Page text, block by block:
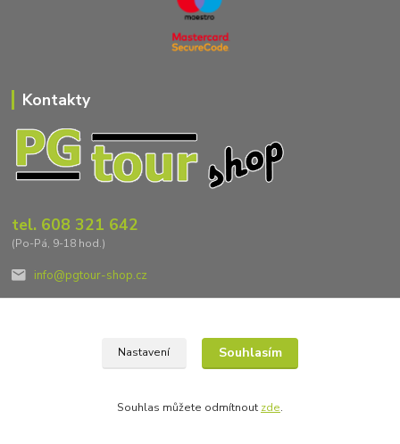
Kontakty
tel. 608 321 642
(Po-Pá, 9-18 hod.)
info@pgtour-shop.cz
2023 PG tour + PG tour shop
Nastavení Souhlasím
Souhlas můžete odmítnout zde.